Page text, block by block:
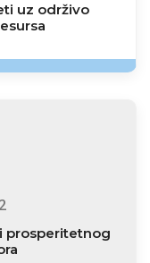
uz održivo
prosperitetnog